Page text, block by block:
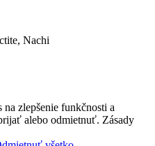
zlepšenie funkčnosti a
alebo odmietnuť. Zásady